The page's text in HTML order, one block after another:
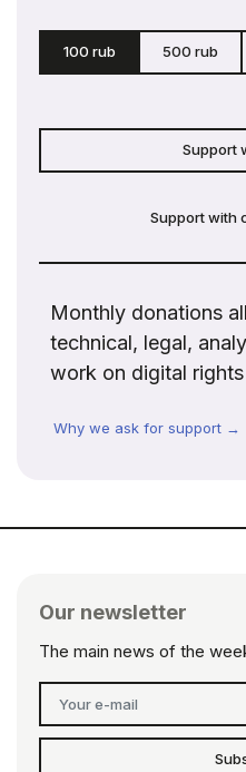
100 rub 500 rub
Support
Support with
Monthly donations
technical, legal,
work on digital
Why we ask for support →
Our newsletter
The main news of the